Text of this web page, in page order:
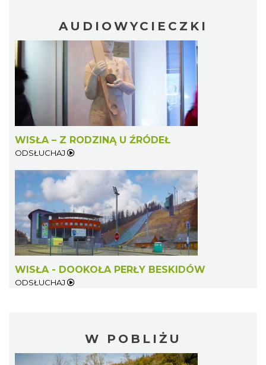
AUDIOWYCIECZKI
WISŁA – Z RODZINĄ U ŹRÓDEŁ
ODSŁUCHAJ
WISŁA - DOOKOŁA PERŁY BESKIDÓW
ODSŁUCHAJ
W POBLIŻU